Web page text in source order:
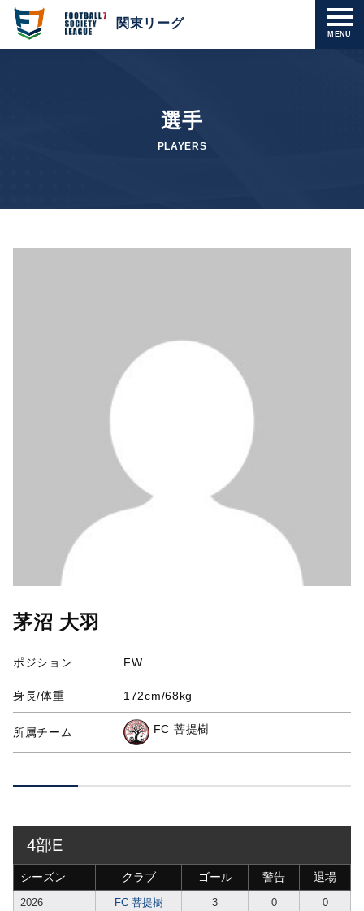
MENU
関東リーグ
選手
PLAYERS
茅沼 大羽
ポジション FW
身長/体重 172cm/68kg
所属チーム FC 菩提樹
4部E
シーズン クラブ ゴール 警告 退場
2026 FC 菩提樹 3 0
0